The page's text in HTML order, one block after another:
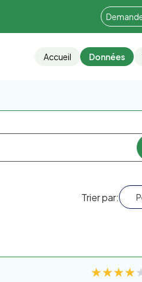
Accueil Données
Trier par